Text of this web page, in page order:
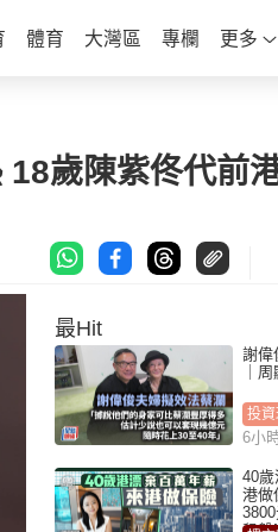
體育 大灣區 專欄 更多
歲陳紫佟代前
最Hit
謝偉
｜
投
6小
40
港做